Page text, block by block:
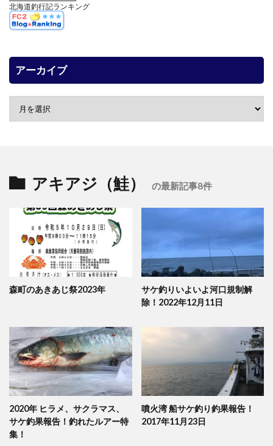
北海道釣行記ランキング
アーカイブ
アキアジ（鮭） の最新記事8件
森町のあきあじ祭2023年
サケ釣りいよいよ河口規制解
除！2022年12月11日
2020年 ヒラメ、サクラマス、
サケ釣果報告！釣れたルアー特
集！
噴火湾 船サケ釣り釣果報告！
2017年11月23日